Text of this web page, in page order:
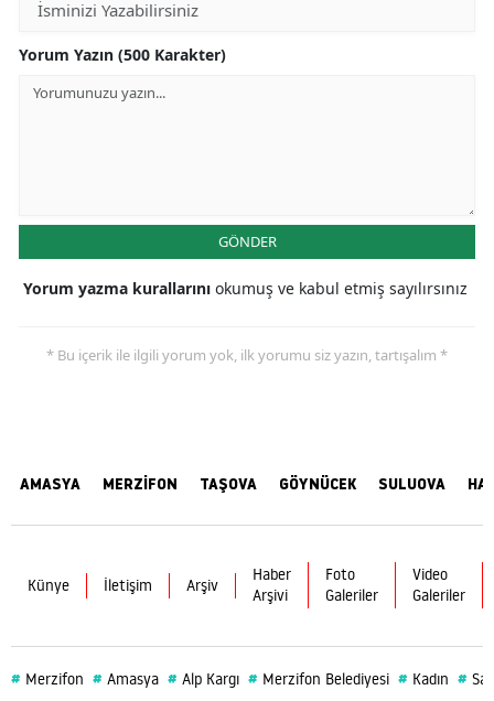
Yorum Yazın (500 Karakter)
GÖNDER
Yorum yazma kurallarını okumuş ve kabul etmiş sayılırsınız
* Bu içerik ile ilgili yorum yok, ilk yorumu siz yazın, tartışalım *
AMASYA MERZİFON TAŞOVA GÖYNÜCEK SULUOVA
Künye İletişim Arşiv
Haber
Arşivi
Foto
Galeriler
Video
Galeriler
# Merzifon # Amasya # Alp Kargı # Merzifon Belediyesi # Kadın #